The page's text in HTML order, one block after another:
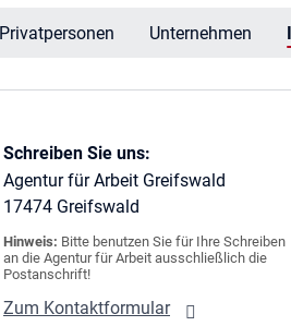
Privatpersonen Unternehmen
Schreiben Sie uns:
Agentur für Arbeit Greifswald
17474 Greifswald
Hinweis: Bitte benutzen Sie für Ihre Schreiben
an die Agentur für Arbeit ausschließlich die
Postanschrift!
Zum Kontaktformular